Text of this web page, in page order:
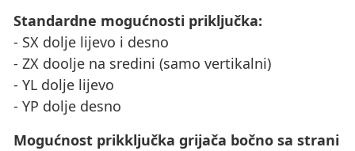
Standardne mogućnosti priključka:
- SX dolje lijevo i desno
- ZX doolje na sredini (samo vertikalni)
- YL dolje lijevo
- YP dolje desno
Mogućnost prikključka grijača bočno sa strani